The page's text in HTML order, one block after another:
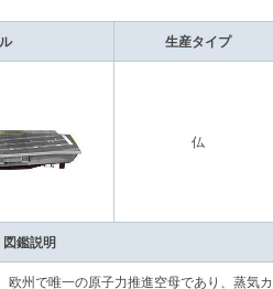
生産タイプ
仏
図鑑説明
欧州で唯一の原子力推進空母であり、蒸気カ